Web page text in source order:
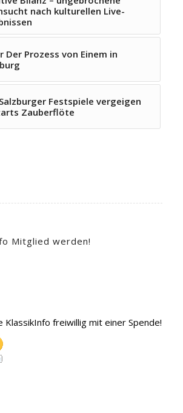
nach kulturellen Live-
Der Prozess von Einem in
Festspiele vergeigen
Zauberflöte
Mitglied werden!
KlassikInfo freiwillig mit einer Spende!